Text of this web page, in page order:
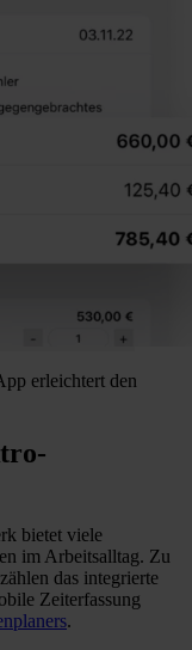
erleichtert den
bietet viele
im Arbeitsalltag. Zu
das integrierte
Zeiterfassung
.